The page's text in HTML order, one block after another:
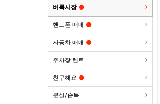
벼룩시장
핸드폰 매매
자동차 매매
주차장 렌트
친구해요
분실/습득